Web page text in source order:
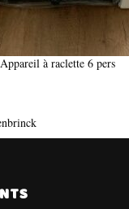
Appareil à raclette 6 pers